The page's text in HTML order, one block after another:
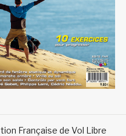
Française de Vol Libre